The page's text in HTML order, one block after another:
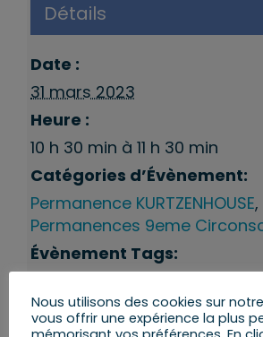
Détails
Date :
31 mars 2023
Heure :
10 h 30 min à 11 h 30 min
Catégories d’Évènement:
Permanence KURTZENHOUSE,
Permanences 9eme
Évènement Tags:
Nous utilisons des cookies sur
vous offrir une expérience la plus